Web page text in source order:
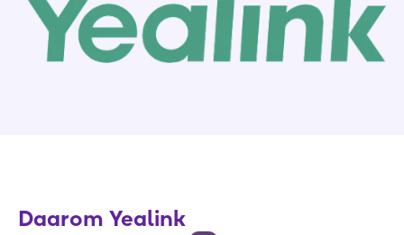
Daarom Yealink